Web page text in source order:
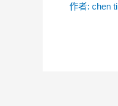
作者: chen